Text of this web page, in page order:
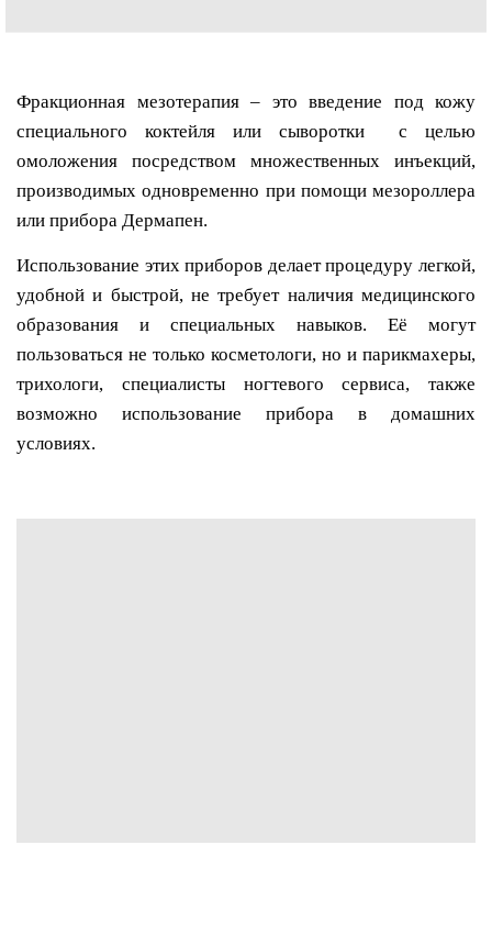
Фракционная мезотерапия – это введение под кожу
специального коктейля или сыворотки с целью
омоложения посредством множественных инъекций,
производимых одновременно при помощи мезороллера
или прибора Дермапен.
Использование этих приборов делает процедуру легкой,
удобной и быстрой, не требует наличия медицинского
образования и специальных навыков. Её могут
пользоваться не только косметологи, но и парикмахеры,
трихологи, специалисты ногтевого сервиса, также
возможно использование прибора в домашних
условиях.